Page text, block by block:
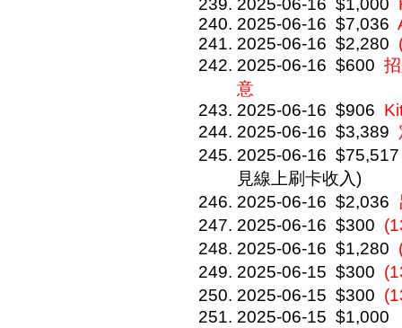
2025-06-16 $1,000
2025-06-16 $7,036
2025-06-16 $2,280
2025-06-16 $600
意
2025-06-16 $906
2025-06-16 $3,389
2025-06-16 $75,517
見線上刷卡收入)
2025-06-16 $2,036
2025-06-16 $300
2025-06-16 $1,280
2025-06-15 $300
2025-06-15 $300
2025-06-15 $1,000